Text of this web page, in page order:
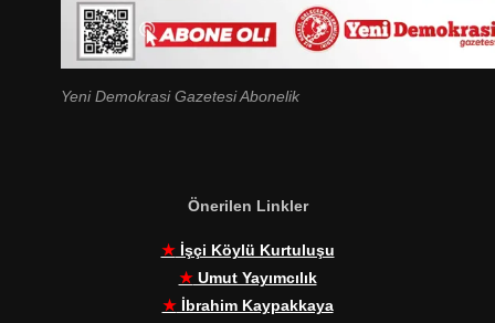
Yeni Demokrasi Gazetesi Abonelik
Önerilen Linkler
★İşçi Köylü Kurtuluşu
★Umut Yayımcılık
★İbrahim Kaypakkaya